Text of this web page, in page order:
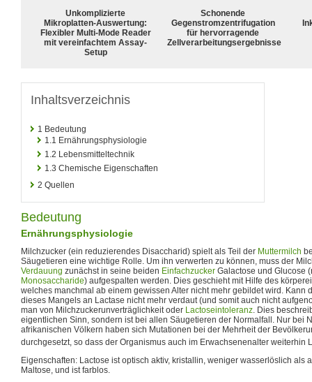
Unkomplizierte
Mikroplatten-Auswertung:
Flexibler Multi-Mode Reader
mit vereinfachtem Assay-
Setup
Schonende
Gegenstromzentrifugation
für hervorragende
Zellverarbeitungsergebnisse
Inhaltsverzeichnis
1 Bedeutung
1.1 Ernährungsphysiologie
1.2 Lebensmitteltechnik
1.3 Chemische Eigenschaften
2 Quellen
Bedeutung
Ernährungsphysiologie
Milchzucker (ein reduzierendes Disaccharid) spielt als Teil der Muttermilch
Säugetieren eine wichtige Rolle. Um ihn verwerten zu können, muss der
Verdauung zunächst in seine beiden Einfachzucker Galactose und Glucose
Monosaccharide) aufgespalten werden. Dies geschieht mit Hilfe des
welches manchmal ab einem gewissen Alter nicht mehr gebildet wird. Kann
dieses Mangels an Lactase nicht mehr verdaut (und somit auch nicht
man von Milchzuckerunverträglichkeit oder Lactoseintoleranz. Dies
eigentlichen Sinn, sondern ist bei allen Säugetieren der Normalfall. Nur bei
afrikanischen Völkern haben sich Mutationen bei der Mehrheit der
durchgesetzt, so dass der Organismus auch im Erwachsenenalter weiterhin
Eigenschaften: Lactose ist optisch aktiv, kristallin, weniger wasserlöslich als
Maltose, und ist farblos.